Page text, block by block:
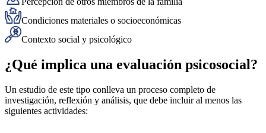
Condiciones materiales o socioeconómicas
Contexto social y psicológico
¿Qué implica una evaluación psicosocial?
Un estudio de este tipo conlleva un proceso completo de
investigación, reflexión y análisis, que debe incluir al menos las
siguientes actividades: